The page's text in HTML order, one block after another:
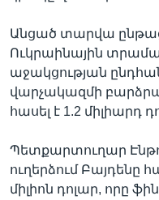
Անցած տարվա
Ուկրաինային
աջակցության
վարչակազմի
հասել է 1.2 միլիարդ
Պետքարտուղար
ուղերձում Բայդենը
միլիոն դոլար, որը